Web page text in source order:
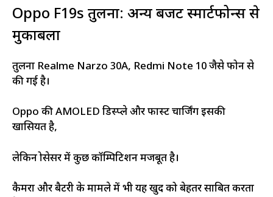
Oppo F19s तुलना: अन्य बजट स्मार्टफोन्स से
मुकाबला
तुलना Realme Narzo 30A, Redmi Note 10 जैसे फोन से
की गई है।
Oppo की AMOLED डिस्प्ले और फास्ट चार्जिंग इसकी
खासियत है,
लेकिन प्रोसेसर में कुछ कॉम्पिटिशन मजबूत है।
कैमरा और बैटरी के मामले में भी यह खुद को बेहतर साबित करता